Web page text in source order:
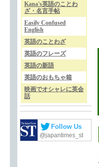
Kana's英語のことわ
ざ・名言手帖
Easily Confused
English
英語のことわざ
英語のフレーズ
英語の新語
英語のおもちゃ箱
映画でオシャレに英会
話
Follow Us
@japantimes_st